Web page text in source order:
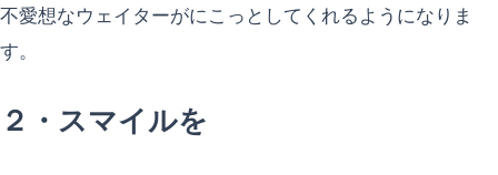
不愛想なウェイターがにこっとしてくれるようになりま
す。
２・スマイルを